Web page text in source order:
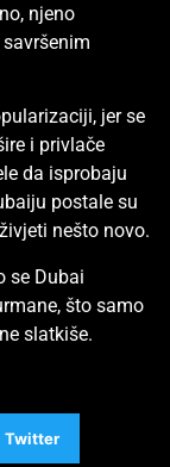
njeno
jer se
i privlače
da isprobaju
postale su
nešto novo.
se Dubai
što samo
slatkiše.
Twitter